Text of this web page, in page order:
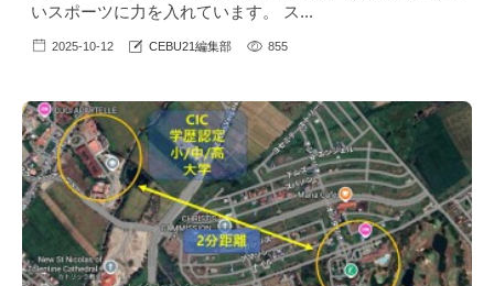
いスポーツに力を入れています。 ス...
2025-10-12 CEBU21編集部 855